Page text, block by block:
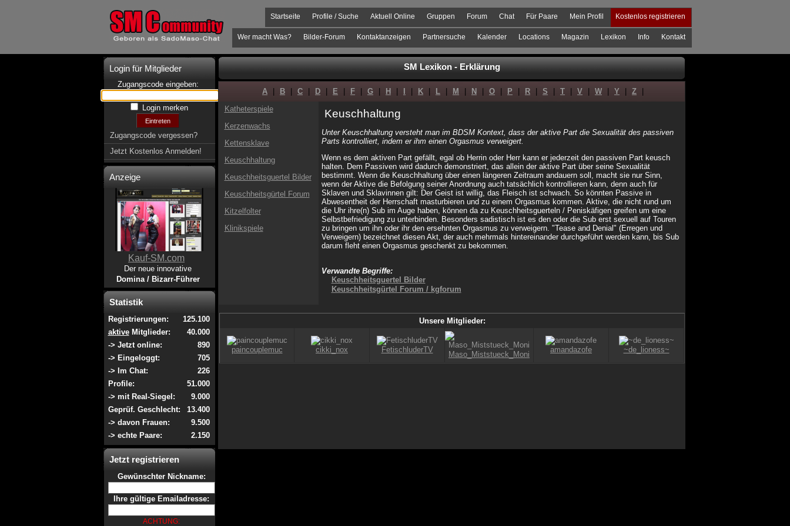
Kostenlos registrieren
Mein Profil
Für Paare
Chat
Forum
Gruppen
Aktuell Online
Profile / Suche
Startseite
Kontakt
Info
Lexikon
Magazin
Locations
Kalender
Partnersuche
Kontaktanzeigen
Bilder-Forum
Wer macht Was?
Login für Mitglieder
Zugangscode eingeben:
Login merken
Zugangscode vergessen?
Jetzt Kostenlos Anmelden!
Anzeige
Kauf-SM.com
Der neue innovative
Domina / Bizarr-Führer
Statistik
Registrierungen:
125.100
aktiveMitglieder:
40.000
-> Jetzt online:
890
-> Eingeloggt:
705
-> Im Chat:
226
Profile:
51.000
-> mit Real-Siegel:
9.000
Geprüf. Geschlecht:
13.400
-> davon Frauen:
9.500
-> echte Paare:
2.150
Jetzt registrieren
Gewünschter Nickname:
Ihre gültige Emailadresse:
ACHTUNG:
SM Lexikon - Erklärung
A B C D E F G H K L M N O P R S T V W Y Z
Katheterspiele
Kerzenwachs
Kettensklave
Keuschhaltung
Keuschheitsguertel Bilder
Keuschheitsgürtel Forum
Kitzelfolter
Klinikspiele
Keuschhaltung
Unter Keuschhaltung versteht man im BDSM Kontext, dass der aktive Part die Sexualität des passiven
Parts kontrolliert, indem er ihm einen Orgasmus verweigert.
Wenn es dem aktiven Part gefällt, egal ob Herrin oder Herr kann er jederzeit den passiven Part keusch
halten. Dem Passiven wird dadurch demonstriert, das allein der aktive Part über seine Sexualität
bestimmt. Wenn die Keuschhaltung über einen längeren Zeitraum andauern soll, macht sie nur Sinn,
wenn der Aktive die Befolgung seiner Anordnung auch tatsächlich kontrollieren kann, denn auch für
Sklaven und Sklavinnen gilt: Der Geist ist willig, das Fleisch ist schwach. So könnten Passive in
Abwesentheit der Herrschaft masturbieren und zu einem Orgasmus kommen. Aktive, die nicht rund um
die Uhr ihre(n) Sub im Auge haben, können da zu Keuschheitsguerteln / Peniskäfigen greifen um eine
Selbstbefriedigung zu unterbinden. Besonders sadistisch ist es den oder die Sub erst sexuell auf Touren
zu bringen um ihn oder ihr den ersehnten Orgasmus zu verweigern. "Tease and Denial" (Erregen und
Verweigern) bezeichnet diesen Akt, der auch mehrmals hintereinander durchgeführt werden kann, bis Sub
darum fleht einen Orgasmus geschenkt zu bekommen.
Verwandte Begriffe:
Keuschheitsguertel Bilder
Keuschheitsgürtel Forum / kgforum